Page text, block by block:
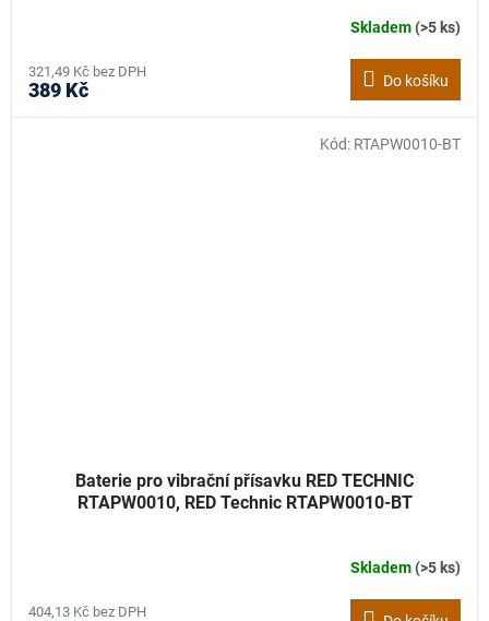
Skladem(>5 ks)
321,49 Kč bez DPH
389 Kč Do košíku
Baterie pro vibrační přísavku RED TECHNIC
RTAPW0010, RED Technic RTAPW0010-BT
Skladem(>5 ks)
404,13 Kč bez DPH
Kód: RTAPW0010-BT